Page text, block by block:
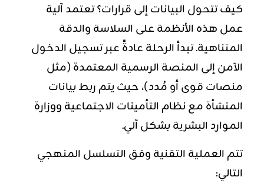
كيف تتحول البيانات إلى قرارات؟ تعتمد آلية
عمل هذه الأنظمة على السلاسة والدقة
المتناهية. تبدأ الرحلة عادةً عبر تسجيل الدخول
الآمن إلى المنصة الرسمية المعتمدة (مثل
منصات قوى أو مُدد)، حيث يتم ربط بيانات
المنشأة مع نظام التأمينات الاجتماعية ووزارة
الموارد البشرية بشكل آلي.
تتم العملية التقنية وفق التسلسل المنهجي
التالي: